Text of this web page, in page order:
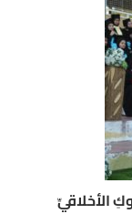
الأخلاقيِّ